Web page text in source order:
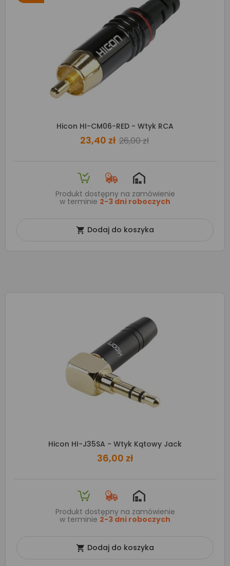
Hicon HI-CM06-RED - Wtyk RCA
23,40 zł 26,00 zł
Produkt dostępny na zamówienie
w terminie 2-3 dni roboczych
 Dodaj do koszyka
Hicon HI-J35SA - Wtyk Kątowy Jack
36,00 zł
Produkt dostępny na zamówienie
w terminie 2-3 dni roboczych
 Dodaj do koszyka